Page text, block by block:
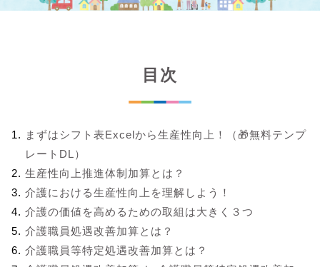
目次
まずはシフト表Excelから生産性向上！（🎁無料テンプ
レートDL）
生産性向上推進体制加算とは？
介護における生産性向上を理解しよう！
介護の価値を高めるための取組は大きく３つ
介護職員処遇改善加算とは？
介護職員等特定処遇改善加算とは？